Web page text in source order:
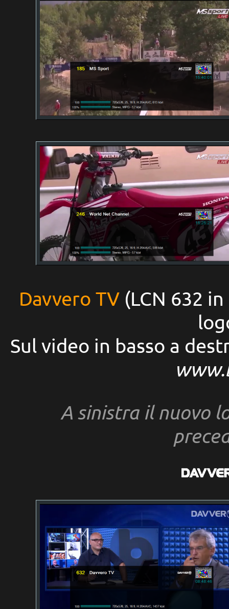
Davvero TV (LCN 632
Sul video in basso a
A sinistra il nuovo